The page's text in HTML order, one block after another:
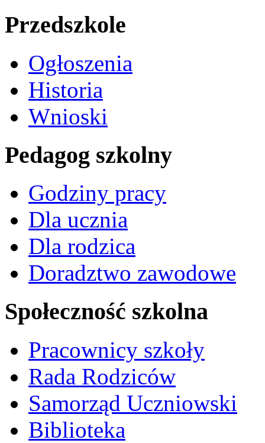
Przedszkole
Ogłoszenia
Historia
Wnioski
Pedagog szkolny
Godziny pracy
Dla ucznia
Dla rodzica
Doradztwo zawodowe
Społeczność szkolna
Pracownicy szkoły
Rada Rodziców
Samorząd Uczniowski
Biblioteka